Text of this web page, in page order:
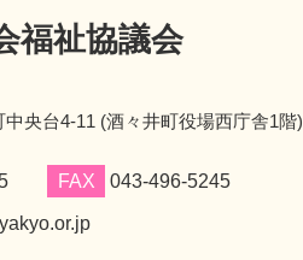
福祉協議会
央台4-11 (酒々井町役場西庁舎1階)
FAX 043-496-5245